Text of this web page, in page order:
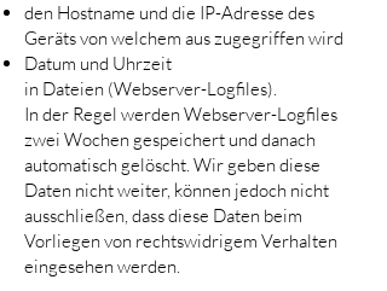
den Hostname und die IP-Adresse des
Geräts von welchem aus zugegriffen wird
Datum und Uhrzeit
in Dateien (Webserver-Logfiles).
In der Regel werden Webserver-Logfiles
zwei Wochen gespeichert und danach
automatisch gelöscht. Wir geben diese
Daten nicht weiter, können jedoch nicht
ausschließen, dass diese Daten beim
Vorliegen von rechtswidrigem Verhalten
eingesehen werden.